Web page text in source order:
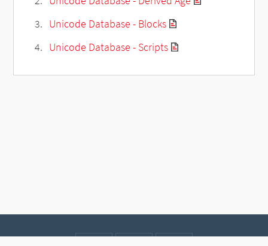
Unicode Database - Blocks
Unicode Database - Scripts